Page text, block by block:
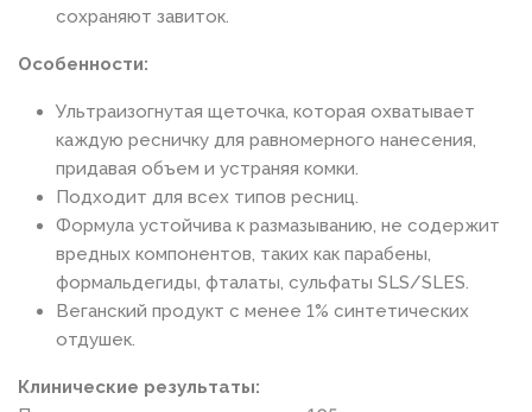
сохраняют завиток.
Особенности:
Ультраизогнутая щеточка, которая охватывает
каждую ресничку для равномерного нанесения,
придавая объем и устраняя комки.
Подходит для всех типов ресниц.
Формула устойчива к размазыванию, не содержит
вредных компонентов, таких как парабены,
формальдегиды, фталаты, сульфаты SLS/SLES.
Веганский продукт с менее 1% синтетических
отдушек.
Клинические результаты: